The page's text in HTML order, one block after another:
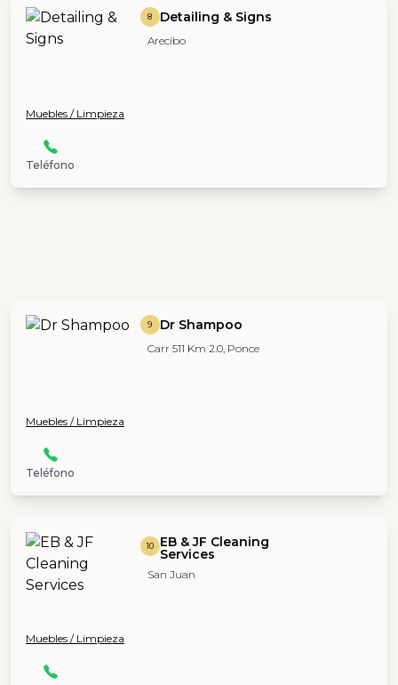
8 Detailing & Signs
Arecibo
Muebles / Limpieza
Teléfono
9 Dr Shampoo
Carr 511 Km 2.0, Ponce
Muebles / Limpieza
Teléfono
10 EB & JF Cleaning
Services
San Juan
Muebles / Limpieza